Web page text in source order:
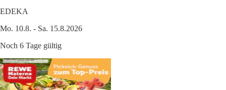
EDEKA
Mo. 10.8. - Sa. 15.8.2026
Noch 6 Tage gültig